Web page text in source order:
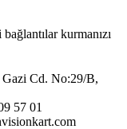
kurmanızı
Cd. No:29/B,
57 01